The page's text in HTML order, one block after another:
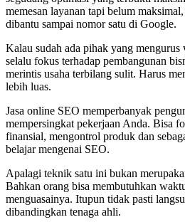
memesan layanan tapi belum
dibantu sampai nomor satu di Google.
Kalau sudah ada pihak yang mengurus
selalu fokus terhadap pembangunan
merintis usaha terbilang sulit. Harus
lebih luas.
Jasa online SEO memperbanyak
mempersingkat pekerjaan Anda. Bisa
finansial, mengontrol produk dan
belajar mengenai SEO.
Apalagi teknik satu ini bukan
Bahkan orang bisa membutuhkan
menguasainya. Itupun tidak pasti
dibandingkan tenaga ahli.